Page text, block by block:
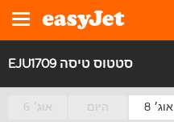
EJU1709 סטטוס טיסה
6 אוג׳ היום 8 אוג׳